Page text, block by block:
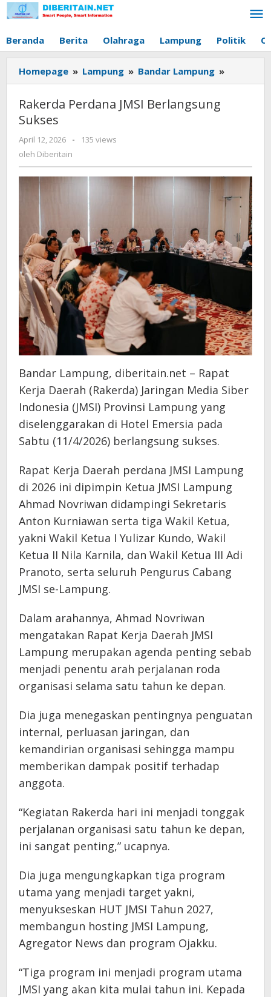
Lewati
ke
Beranda Berita Olahraga Lampung Politik
Homepage » Lampung » Bandar Lampung »
Perdana
Rakerda Perdana JMSI Berlangsung
Sukses
April 12, 2026
oleh
-
135 views
oleh Diberitain
Bandar Lampung, diberitain.net – Rapat
Kerja Daerah (Rakerda) Jaringan Media Siber
Indonesia (JMSI) Provinsi Lampung yang
diselenggarakan di Hotel Emersia pada
Sabtu (11/4/2026) berlangsung sukses.
Rapat Kerja Daerah perdana JMSI Lampung
di 2026 ini dipimpin Ketua JMSI Lampung
Ahmad Novriwan didampingi Sekretaris
Anton Kurniawan serta tiga Wakil Ketua,
yakni Wakil Ketua I Yulizar Kundo, Wakil
Ketua II Nila Karnila, dan Wakil Ketua III Adi
Pranoto, serta seluruh Pengurus Cabang
JMSI se-Lampung.
Dalam arahannya, Ahmad Novriwan
mengatakan Rapat Kerja Daerah JMSI
Lampung merupakan agenda penting sebab
menjadi penentu arah perjalanan roda
organisasi selama satu tahun ke depan.
Dia juga menegaskan pentingnya penguatan
internal, perluasan jaringan, dan
kemandirian organisasi sehingga mampu
memberikan dampak positif terhadap
anggota.
“Kegiatan Rakerda hari ini menjadi tonggak
perjalanan organisasi satu tahun ke depan,
ini sangat penting,” ucapnya.
Dia juga mengungkapkan tiga program
utama yang menjadi target yakni,
menyukseskan HUT JMSI Tahun 2027,
membangun hosting JMSI Lampung,
Agregator News dan program Ojakku.
“Tiga program ini menjadi program utama
JMSI yang akan kita mulai tahun ini. Kepada